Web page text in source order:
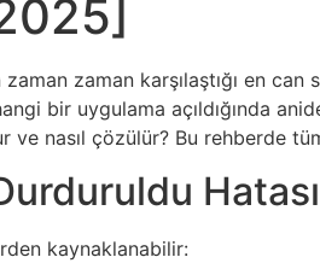
zaman zaman karşılaştığı en can
bir uygulama açıldığında
ve nasıl çözülür? Bu rehberde
kaynaklanabilir: